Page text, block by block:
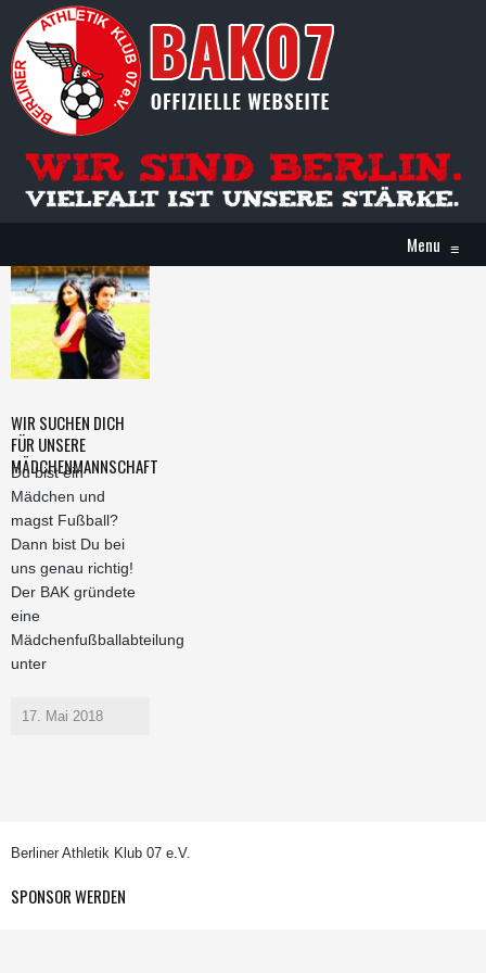
Menu ≡
WIR SUCHEN DICH
FÜR UNSERE
MÄDCHENMANNSCHAFT
Du bist ein
Mädchen und
magst Fußball?
Dann bist Du bei
uns genau richtig!
Der BAK gründete
eine
Mädchenfußballabteilung
unter
17. Mai 2018
Berliner Athletik Klub 07 e.V.
SPONSOR WERDEN